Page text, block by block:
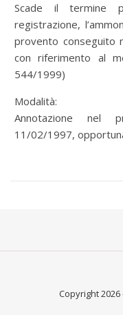
Scade il termine
registrazione,
provento conseguito
con riferimento al
544/1999)
Modalità:
Annotazione nel
11/02/1997,
Copyright 2026